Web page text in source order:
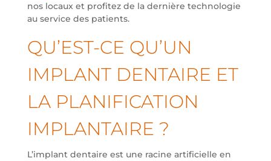
nos locaux et profitez de la dernière technologie
au service des patients.
QU’EST-CE QU’UN
IMPLANT DENTAIRE ET
LA PLANIFICATION
IMPLANTAIRE ?
L’implant dentaire est une racine artificielle en